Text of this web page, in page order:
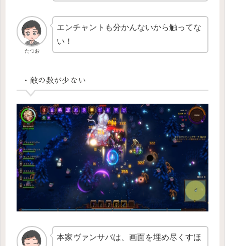
たつお
エンチャントも分かんないから触ってな
い！
・敵の数が少ない
本家ヴァンサバは、画面を埋め尽くすほ